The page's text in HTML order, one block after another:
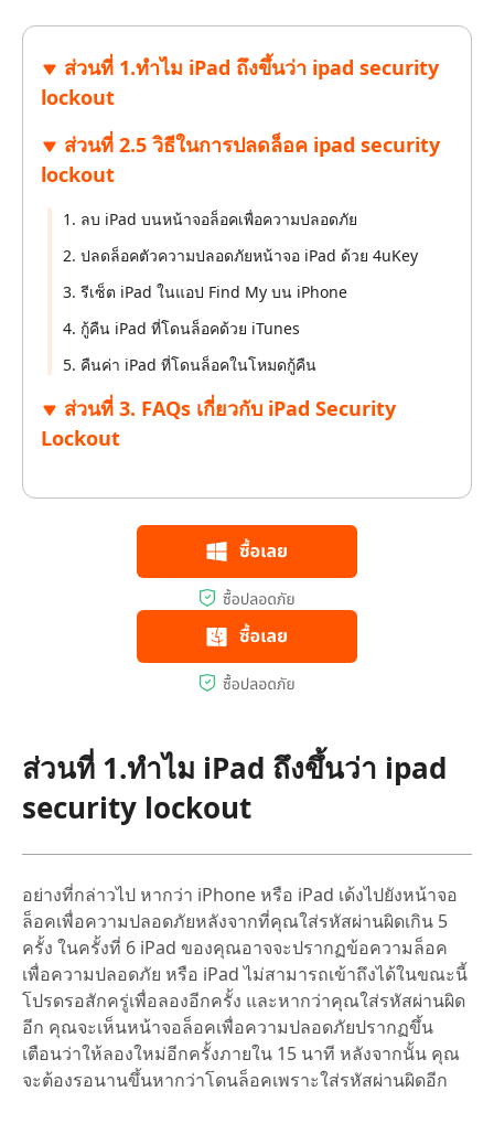
ส่วนที่ 1.ทำไม iPad ถึงขึ้นว่า ipad security
lockout
ส่วนที่ 2.5 วิธีในการปลดล็อค ipad security
lockout
1. ลบ iPad บนหน้าจอล็อคเพื่อความปลอดภัย
2. ปลดล็อคตัวความปลอดภัยหน้าจอ iPad ด้วย 4uKey
3. รีเซ็ต iPad ในแอป Find My บน iPhone
4. กู้คืน iPad ที่โดนล็อคด้วย iTunes
5. คืนค่า iPad ที่โดนล็อคในโหมดกู้คืน
ส่วนที่ 3. FAQs เกี่ยวกับ iPad Security
Lockout
ส่วนที่ 1.ทำไม iPad ถึงขึ้นว่า ipad
security lockout
อย่างที่กล่าวไป หากว่า iPhone หรือ iPad เด้งไปยังหน้าจอ
ล็อคเพื่อความปลอดภัยหลังจากที่คุณใส่รหัสผ่านผิดเกิน 5
ครั้ง ในครั้งที่ 6 iPad ของคุณอาจจะปรากฏข้อความล็อค
เพื่อความปลอดภัย หรือ iPad ไม่สามารถเข้าถึงได้ในขณะนี้
โปรดรอสักครู่เพื่อลองอีกครั้ง และหากว่าคุณใส่รหัสผ่านผิด
อีก คุณจะเห็นหน้าจอล็อคเพื่อความปลอดภัยปรากฏขึ้น
เตือนว่าให้ลองใหม่อีกครั้งภายใน 15 นาที หลังจากนั้น คุณ
จะต้องรอนานขึ้นหากว่าโดนล็อคเพราะใส่รหัสผ่านผิดอีก